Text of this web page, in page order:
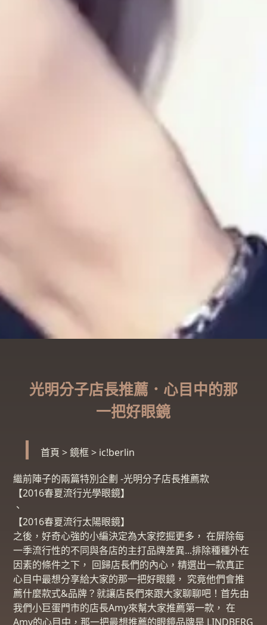
光明分子店長推薦．心目中的那
一把好眼鏡
首頁 >鏡框> ic!berlin
繼前陣子的兩篇特別企劃 -光明分子店長推薦款
【2016春夏流行光學眼鏡】
、
【2016春夏流行太陽眼鏡】
之後，好奇心強的小編決定為大家挖掘更多， 在屏除每
一季流行性的不同與各店的主打品牌差異...排除種種外在
因素的條件之下， 回歸店長們的內心，精選出一款真正
心目中最想分享給大家的那一把好眼鏡， 究竟他們會推
薦什麼款式&品牌？就讓店長們來跟大家聊聊吧！首先由
我們小巨蛋門市的店長Amy來幫大家推薦第一款， 在
Amy的心目中，那一把最想推薦的眼鏡品牌是 LINDBERG